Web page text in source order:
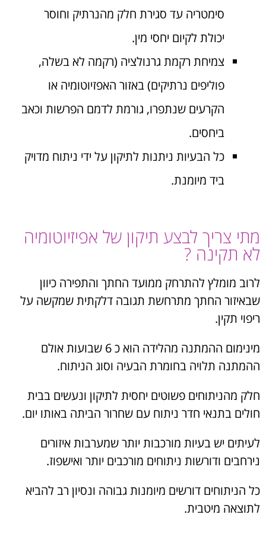
סימטריה עד סגירת חלק מהנרתיק וחוסר
יכולת לקיום יחסי מין.
צמיחת רקמת גרנולציה (רקמה לא בשלה,
פוליפים נרתיקים) באזור האפזיוטומיה או
הקרעים שנתפרו, גורמת לדמם הפרשות וכאב
ביחסים.
כל הבעיות ניתנות לתיקון על ידי ניתוח מדויק
ביד מיומנת.
מתי צריך לבצע תיקון של אפיזיוטומיה
לא תקינה ?
לרוב מומלץ להתרחק ממועד החתך והתפירה כיוון
שבאיזור החתך מתרחשת תגובה דלקתית שמקשה על
ריפוי תקין.
מינימום ההמתנה מהלידה הוא כ 6 שבועות אולם
ההמתנה תלויה בחומרת הבעיה וסוג הניתוח.
חלק מהניתוחים פשוטים יחסית לתיקון ונעשים בבית
חולים בתנאי חדר ניתוח עם שחרור הביתה באותו יום.
לעיתים יש בעיות מורכבות יותר שמערבות איזורים
נירחבים ודורשות ניתוחים מורכבים יותר ואישפוז.
כל הניתוחים דורשים מיומנות גבוהה ונסיון רב להביא
לתוצאה מיטבית.